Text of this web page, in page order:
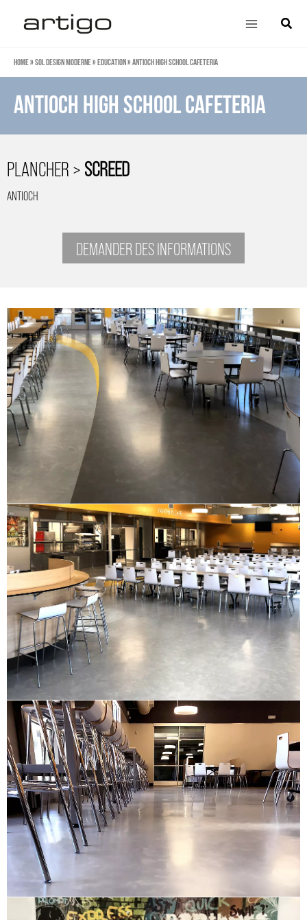
contenu
Main
Home»Sol design moderne»Education»Antioch High School Cafeteria
Antioch High School Cafeteria
PLANCHER >SCREED
ANTIOCH
DEMANDER DES INFORMATIONS